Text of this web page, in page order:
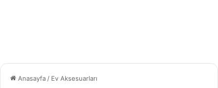
Anasayfa / Ev Aksesuarları